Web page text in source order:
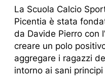
La Scuola Calcio
Picentia è stata
da Davide Pierro con
creare un polo
aggregare i ragazzi
intorno ai sani